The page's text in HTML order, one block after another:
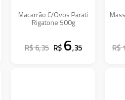
Macarrão C/Ovos Parati
Rigatone 500g
R$ 6,35 R$ 6,35 R$